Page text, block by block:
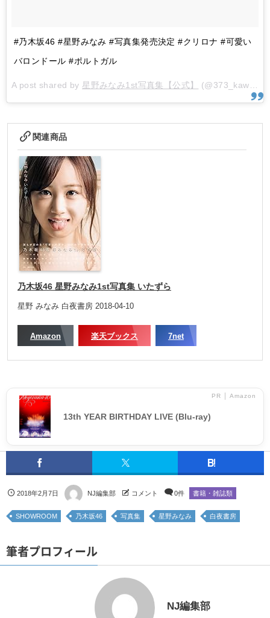
#乃木坂46 #星野みなみ #写真集発売決定 #クリロナ #可愛い
バロンドール #ポルトガル
A post shared by星野みなみ1st写真集【公式】 (@373_kawaii) on
関連商品
乃木坂46 星野みなみ1st写真集 いたずら
星野 みなみ 白夜書房 2018-04-10
Amazon 楽天ブックス 7net
PR │ Amazon
13th YEAR BIRTHDAY LIVE (Blu-ray)
2018年2月7日 NJ編集部 コメント 0件 書籍・雑誌類
SHOWROOM 乃木坂46 写真集 星野みなみ 白夜書房
筆者プロフィール
NJ編集部